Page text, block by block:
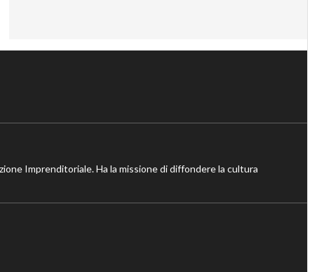
Imprenditoriale. Ha la missione di diffondere la cultura